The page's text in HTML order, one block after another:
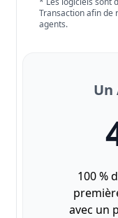
Transaction afin de
agents.
Un
100 %
avec un